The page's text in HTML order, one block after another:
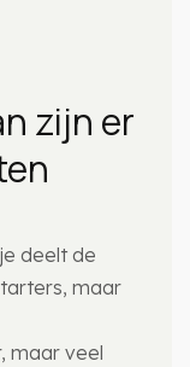
zijn er
deelt de
maar
maar veel